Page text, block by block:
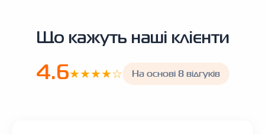
Що кажуть наші клієнти
4.6★★★★☆ На основі 8 відгуків